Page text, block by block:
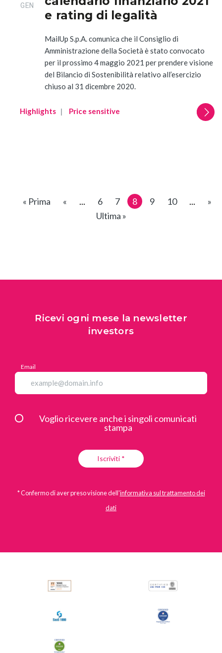
Highlights Price sensitive
GEN
e rating di legalità
MailUp S.p.A. comunica che il Consiglio di
Amministrazione della Società è stato convocato
per il prossimo 4 maggio 2021 per prendere visione
del Bilancio di Sostenibilità relativo all’esercizio
chiuso al 31 dicembre 2020.
« Prima « ... 6 7 8 9 10 ...
»
Ultima »
Ricevi ogni mese la newsletter
investors
Email
Voglio ricevere anche i singoli comunicati
stampa
Iscriviti *
* Confermo di aver preso visione dell'informativa sul trattamento dei
dati